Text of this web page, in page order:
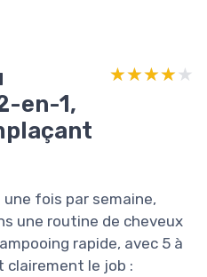
en-1,
★★★★★
★★★★★
une fois par semaine,
une routine de cheveux
rapide, avec 5 à
clairement le job :